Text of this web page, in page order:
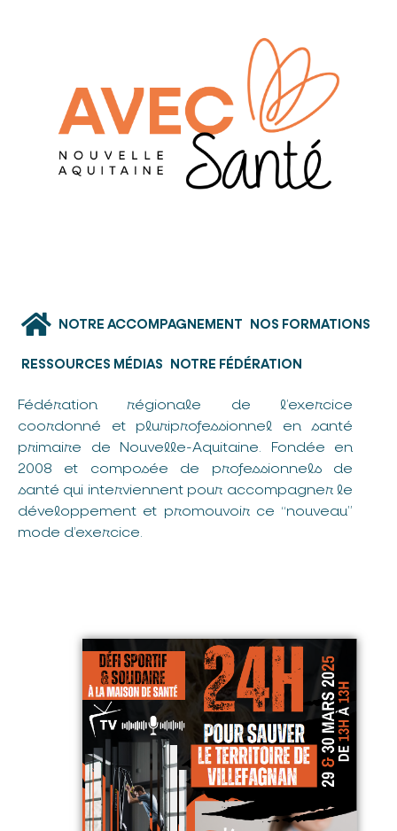
NOTRE ACCOMPAGNEMENT NOS FORMATIONS
RESSOURCES MÉDIAS NOTRE FÉDÉRATION
Fédération régionale de l’exercice
coordonné et pluriprofessionnel en santé
primaire de Nouvelle-Aquitaine. Fondée en
2008 et composée de professionnels de
santé qui interviennent pour accompagner le
développement et promouvoir ce “nouveau”
mode d’exercice.